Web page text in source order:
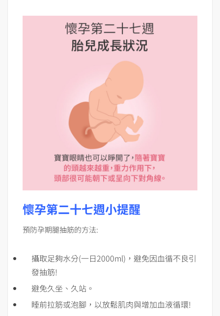
懷孕第二十七週小提醒
預防孕期腿抽筋的方法:
攝取足夠水分(一日2000ml)，避免因血循不良引
發抽筋!
避免久坐、久站。
睡前拉筋或泡腳，以放鬆肌肉與增加血液循環!